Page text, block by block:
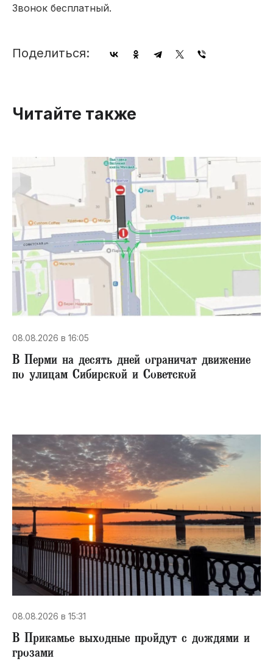
Звонок бесплатный.
Поделиться:
Читайте также
08.08.2026 в 16:05
В Перми на десять дней ограничат движение
по улицам Сибирской и Советской
08.08.2026 в 15:31
В Прикамье выходные пройдут с дождями и
грозами